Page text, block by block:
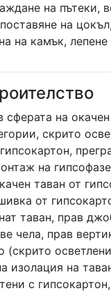
на пътеки,
на
на камък, лепене
сферата на
скрито
на
таван от
от
таван, прав
чела, прав
(скрито
изолация на
с